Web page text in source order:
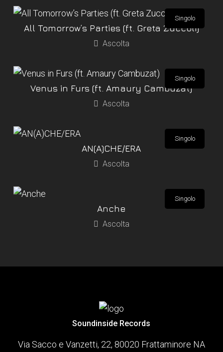
Singolo
All Tomorrow’s Parties (ft. Greta Zuccoli)
Ascolta
Singolo
Venus in Furs (ft. Amaury Cambuzat)
Ascolta
Singolo
AN(A)CHE/ERA
Ascolta
Singolo
Anche
Ascolta
Soundinside Records
Via Sacco e Vanzetti, 22, 80020 Frattaminore NA